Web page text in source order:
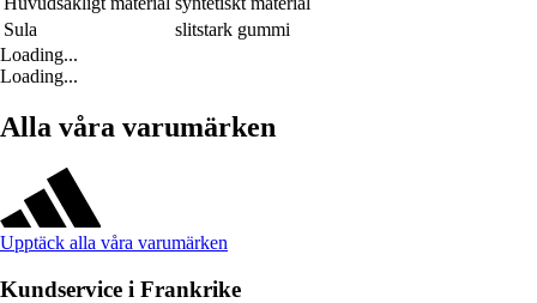
Sula
slitstark gummi
Loading...
Loading...
Alla våra varumärken
Upptäck alla våra varumärken
Kundservice i Frankrike